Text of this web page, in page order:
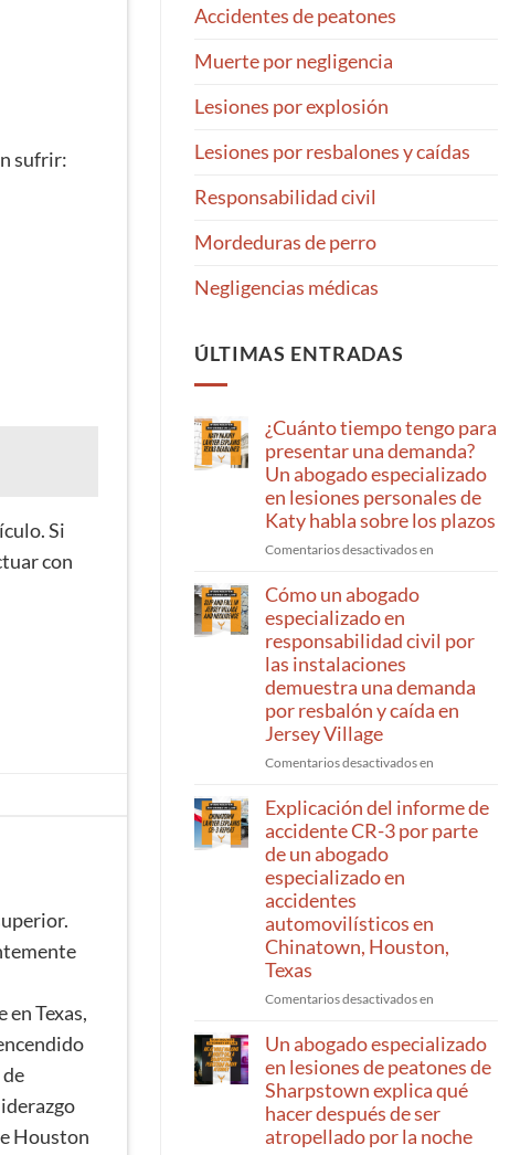
sufrir:
Si
con
Texas,
Houston
Accidentes de peatones
Muerte por negligencia
Lesiones por explosión
Lesiones por resbalones y caídas
Responsabilidad civil
Mordeduras de perro
Negligencias médicas
ÚLTIMAS ENTRADAS
¿Cuánto tiempo tengo para
presentar una demanda?
Un abogado especializado
en lesiones personales de
Katy habla sobre los plazos
Comentarios desactivados en
presentar
una
Un
abogado
personales
Katy
Cómo un abogado
especializado en
responsabilidad civil por
las instalaciones
demuestra una demanda
por resbalón y caída en
Jersey Village
Comentarios desactivados en
abogado
especializado
en
demuestra
resbalón
y
caída
en
Jersey
Village
Explicación del informe de
accidente CR-3 por parte
de un abogado
especializado en
accidentes
automovilísticos en
Chinatown, Houston,
Texas
Comentarios desactivados en
informe
de
accidente
CR-
3
por
Un abogado especializado
en lesiones de peatones de
Sharpstown explica qué
hacer después de ser
atropellado por la noche